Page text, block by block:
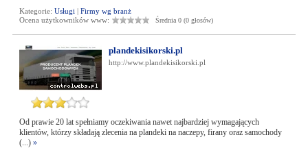
Kategorie: Usługi | Firmy wg branż
Ocena użytkowników www:
Średnia 0 (0 głosów)
plandekisikorski.pl
http://www.plandekisikorski.pl
Od prawie 20 lat spełniamy oczekiwania nawet najbardziej wymagających
klientów, którzy składają zlecenia na plandeki na naczepy, firany oraz samochody
(...) »